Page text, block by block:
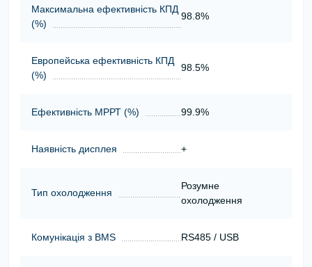
Максимальна ефективність КПД
(%)
98.8%
Европейська ефективність КПД
(%)
98.5%
Ефективність МРРТ (%) 99.9%
Наявність дисплея +
Тип охолодження
Розумне
охолодження
Комунікація з BMS RS485 / USB